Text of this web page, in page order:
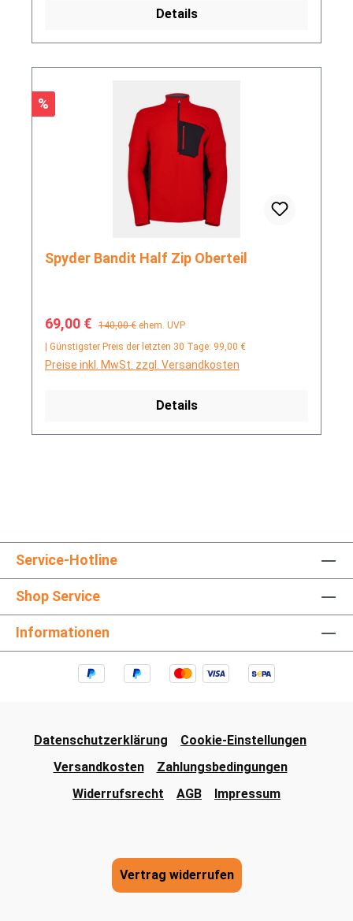
Details
Rabatt
%
Spyder Bandit Half Zip Oberteil
Verkaufspreis:
69,00 € Regulärer Preis:
140,00 € ehem. UVP
| Günstigster Preis der letzten 30 Tage: 99,00 €
Preise inkl. MwSt. zzgl. Versandkosten
Details
Service-Hotline
Shop Service
Informationen
Datenschutzerklärung
Cookie-Einstellungen
Versandkosten
Zahlungsbedingungen
Widerrufsrecht
AGB Impressum
Vertrag widerrufen